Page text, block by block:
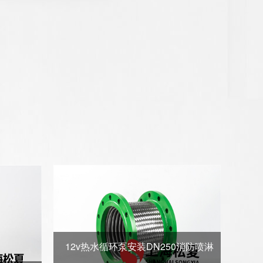
12v热水循环泵安装DN250消防喷淋